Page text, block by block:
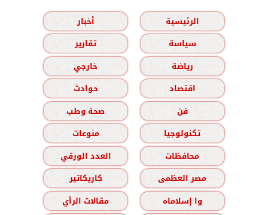
الرئيسية
أخبار
سياسة
تقارير
رياضة
خارجي
اقتصاد
حوادث
فن
صحة وطب
تكنولوجيا
منوعات
محافظات
العدد الورقي
مصر العظمى
كاريكاتير
وا إسلاماه
مقالات الرأي